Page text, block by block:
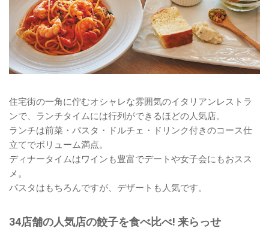
住宅街の一角に佇むオシャレな雰囲気のイタリアンレストラ
ンで、ランチタイムには行列ができるほどの人気店。
ランチは前菜・パスタ・ドルチェ・ドリンク付きのコース仕
立てでボリューム満点。
ディナータイムはワインも豊富でデートや女子会にもおスス
メ。
パスタはもちろんですが、デザートも人気です。
34店舗の人気店の餃子を食べ比べ! 来らっせ